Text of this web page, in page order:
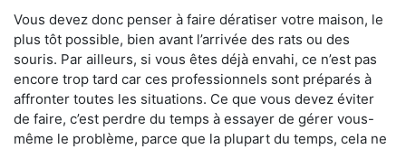
Vous devez donc penser à faire dératiser votre maison, le
plus tôt possible, bien avant l’arrivée des rats ou des
souris. Par ailleurs, si vous êtes déjà envahi, ce n’est pas
encore trop tard car ces professionnels sont préparés à
affronter toutes les situations. Ce que vous devez éviter
de faire, c’est perdre du temps à essayer de gérer vous-
même le problème, parce que la plupart du temps, cela ne